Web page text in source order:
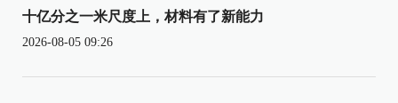
十亿分之一米尺度上，材料有了新能力
2026-08-05 09:26